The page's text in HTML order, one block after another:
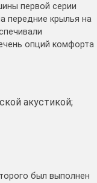
первой серии
передние крылья на
опций комфорта
акустикой;
был выполнен